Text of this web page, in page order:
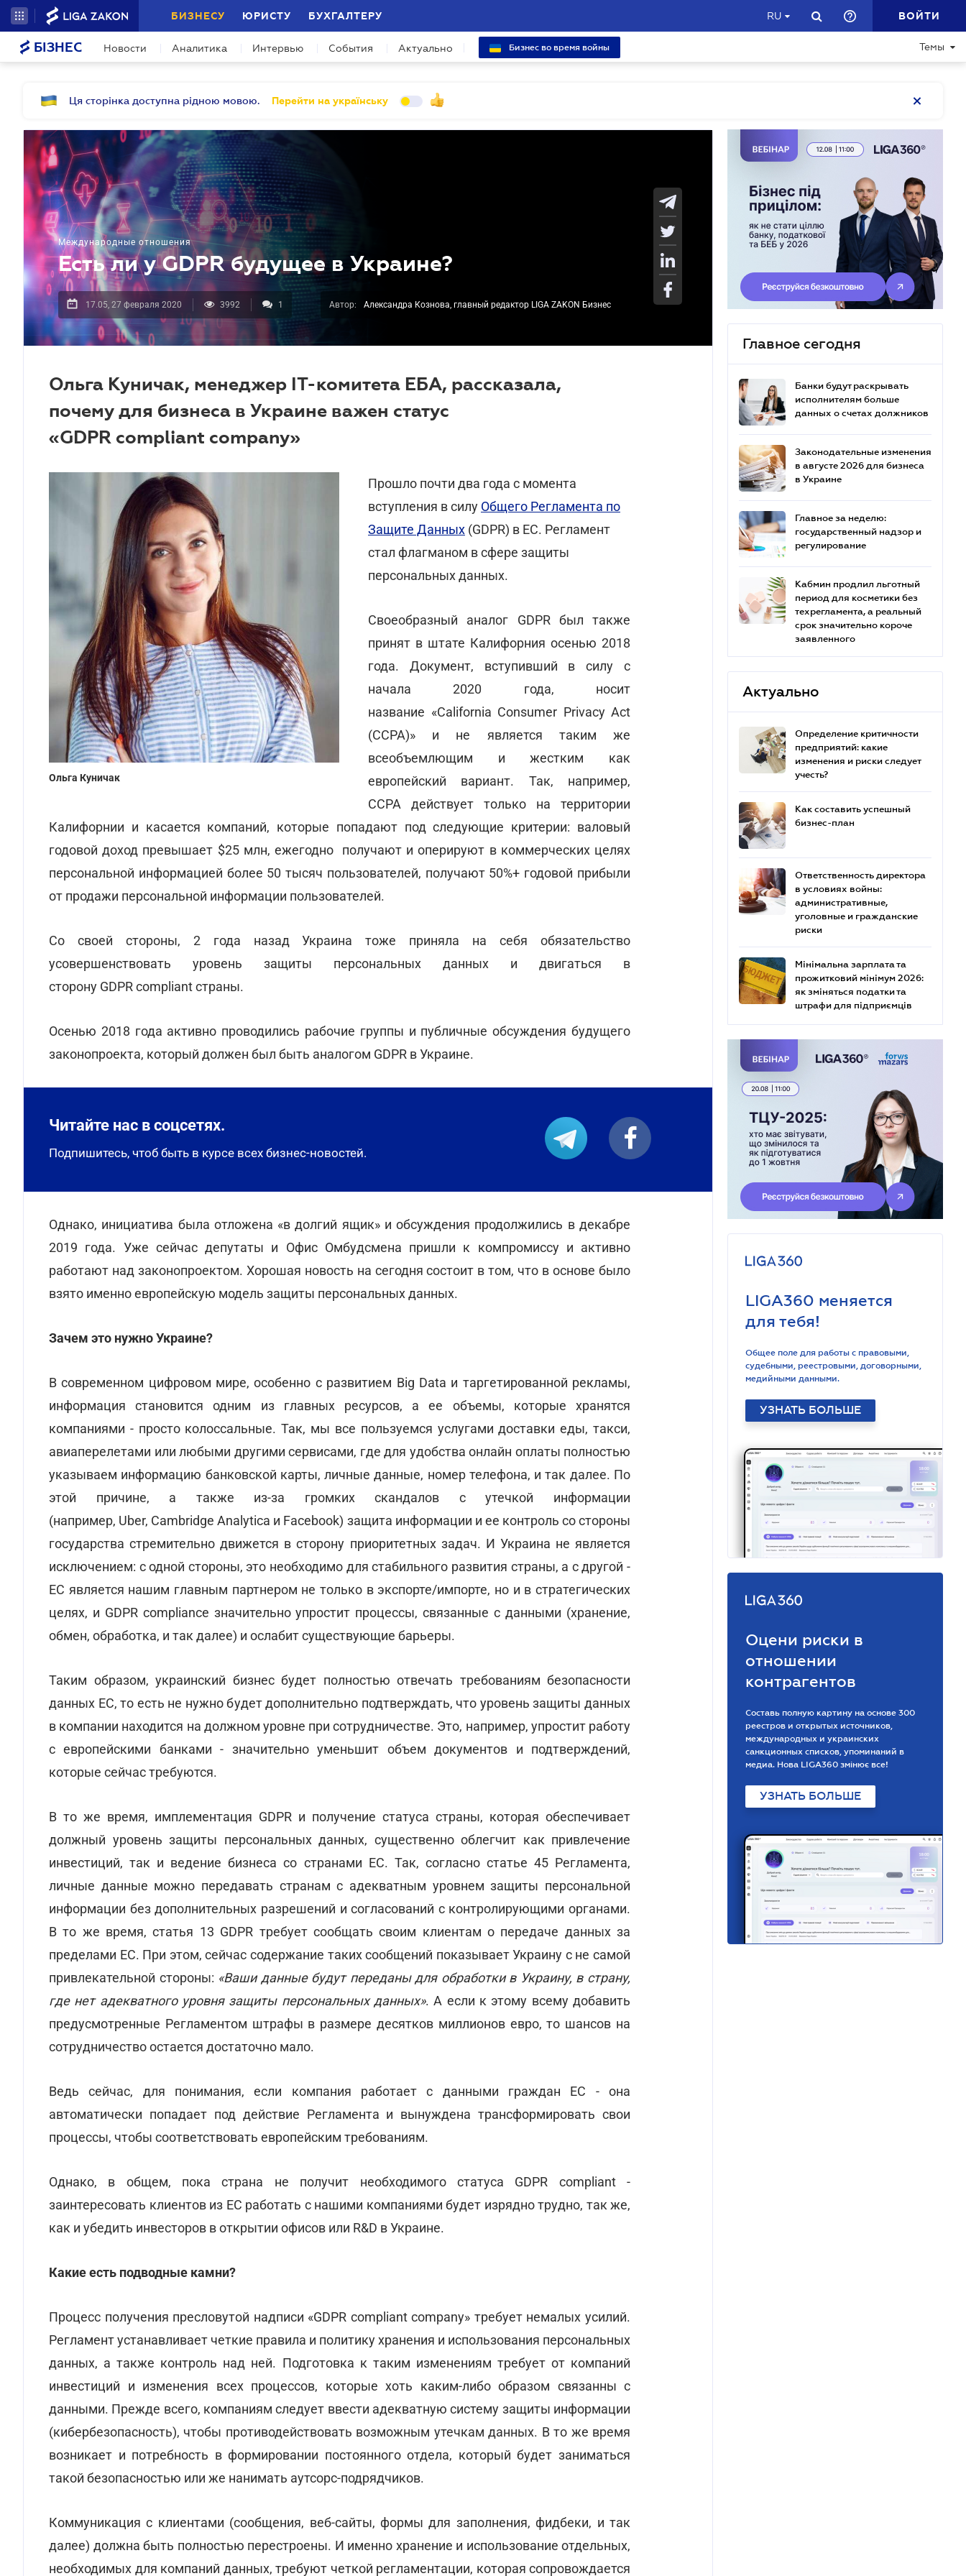
БИЗНЕСУ ЮРИСТУ БУХГАЛТЕРУ RU ВОЙТИ
БІЗНЕС Новости Аналитика Интервью События Актуально Бизнес во время войны Темы
Ця сторінка доступна рідною мовою. Перейти на українську
Международные отношения
Есть ли у GDPR будущее в Украине?
17.05, 27 февраля 2020 3992 1 Автор: Александра Кознова, главный редактор LIGA ZAKON Бизнес
Ольга Куничак, менеджер IT-комитета ЕБА, рассказала,
почему для бизнеса в Украине важен статус
«GDPR compliant company»
Ольга Куничак
Прошло почти два года с момента
вступления в силу Общего Регламента по
Защите Данных (GDPR) в ЕС. Регламент
стал флагманом в сфере защиты
персональных данных.
Своеобразный аналог GDPR был также
принят в штате Калифорния осенью 2018
года. Документ, вступивший в силу с
начала 2020 года, носит
название «California Consumer Privacy Act
(CCPA)» и не является таким же
всеобъемлющим и жестким как
европейский вариант. Так, например,
CCPA действует только на территории
Калифорнии и касается компаний, которые попадают под следующие критерии: валовый
годовой доход превышает $25 млн, ежегодно получают и оперируют в коммерческих целях
персональной информацией более 50 тысяч пользователей, получают 50%+ годовой прибыли
от продажи персональной информации пользователей.
Со своей стороны, 2 года назад Украина тоже приняла на себя обязательство
усовершенствовать уровень защиты персональных данных и двигаться в
сторону GDPR compliant страны.
Осенью 2018 года активно проводились рабочие группы и публичные обсуждения будущего
законопроекта, который должен был быть аналогом GDPR в Украине.
Читайте нас в соцсетях.
Подпишитесь, чтоб быть в курсе всех бизнес-новостей.
Однако, инициатива была отложена «в долгий ящик» и обсуждения продолжились в декабре
2019 года. Уже сейчас депутаты и Офис Омбудсмена пришли к компромиссу и активно
работают над законопроектом. Хорошая новость на сегодня состоит в том, что в основе было
взято именно европейскую модель защиты персональных данных.
Зачем это нужно Украине?
В современном цифровом мире, особенно с развитием Big Data и таргетированной рекламы,
информация становится одним из главных ресурсов, а ее объемы, которые хранятся
компаниями - просто колоссальные. Так, мы все пользуемся услугами доставки еды, такси,
авиаперелетами или любыми другими сервисами, где для удобства онлайн оплаты полностью
указываем информацию банковской карты, личные данные, номер телефона, и так далее. По
этой причине, а также из-за громких скандалов с утечкой информации
(например, Uber, Cambridge Analytica и Facebook) защита информации и ее контроль со стороны
государства стремительно движется в сторону приоритетных задач. И Украина не является
исключением: с одной стороны, это необходимо для стабильного развития страны, а с другой -
ЕС является нашим главным партнером не только в экспорте/импорте, но и в стратегических
целях, и GDPR compliance значительно упростит процессы, связанные с данными (хранение,
обмен, обработка, и так далее) и ослабит существующие барьеры.
Таким образом, украинский бизнес будет полностью отвечать требованиям безопасности
данных ЕС, то есть не нужно будет дополнительно подтверждать, что уровень защиты данных
в компании находится на должном уровне при сотрудничестве. Это, например, упростит работу
с европейскими банками - значительно уменьшит объем документов и подтверждений,
которые сейчас требуются.
В то же время, имплементация GDPR и получение статуса страны, которая обеспечивает
должный уровень защиты персональных данных, существенно облегчит как привлечение
инвестиций, так и ведение бизнеса со странами ЕС. Так, согласно статье 45 Регламента,
личные данные можно передавать странам с адекватным уровнем защиты персональной
информации без дополнительных разрешений и согласований с контролирующими органами.
В то же время, статья 13 GDPR требует сообщать своим клиентам о передаче данных за
пределами ЕС. При этом, сейчас содержание таких сообщений показывает Украину с не самой
привлекательной стороны: «Ваши данные будут переданы для обработки в Украину, в страну,
где нет адекватного уровня защиты персональных данных». А если к этому всему добавить
предусмотренные Регламентом штрафы в размере десятков миллионов евро, то шансов на
сотрудничество остается достаточно мало.
Ведь сейчас, для понимания, если компания работает с данными граждан ЕС - она
автоматически попадает под действие Регламента и вынуждена трансформировать свои
процессы, чтобы соответствовать европейским требованиям.
Однако, в общем, пока страна не получит необходимого статуса GDPR compliant -
заинтересовать клиентов из ЕС работать с нашими компаниями будет изрядно трудно, так же,
как и убедить инвесторов в открытии офисов или R&D в Украине.
Какие есть подводные камни?
Процесс получения пресловутой надписи «GDPR compliant company» требует немалых усилий.
Регламент устанавливает четкие правила и политику хранения и использования персональных
данных, а также контроль над ней. Подготовка к таким изменениям требует от компаний
инвестиций и изменения всех процессов, которые хоть каким-либо образом связанны с
данными. Прежде всего, компаниям следует ввести адекватную систему защиты информации
(кибербезопасность), чтобы противодействовать возможным утечкам данных. В то же время
возникает и потребность в формировании постоянного отдела, который будет заниматься
такой безопасностью или же нанимать аутсорс-подрядчиков.
Коммуникация с клиентами (сообщения, веб-сайты, формы для заполнения, фидбеки, и так
далее) должна быть полностью перестроены. И именно хранение и использование отдельных,
необходимых для компаний данных, требуют четкой регламентации, которая сопровождается
Главное сегодня
Банки будут раскрывать
исполнителям больше
данных о счетах должников
Законодательные изменения
в августе 2026 для бизнеса
в Украине
Главное за неделю:
государственный надзор и
регулирование
Кабмин продлил льготный
период для косметики без
техрегламента, а реальный
срок значительно короче
заявленного
Актуально
Определение критичности
предприятий: какие
изменения и риски следует
учесть?
Как составить успешный
бизнес-план
Ответственность директора
в условиях войны:
административные,
уголовные и гражданские
риски
Мінімальна зарплата та
прожитковий мінімум 2026:
як зміняться податки та
штрафи для підприємців
LIGA360 меняется
для тебя!
Общее поле для работы с правовыми,
судебными, реестровыми, договорными,
медийными данными.
УЗНАТЬ БОЛЬШЕ
Оцени риски в
отношении
контрагентов
Составь полную картину на основе 300
реестров и открытых источников,
международных и украинских
санкционных списков, упоминаний в
медиа. Нова LIGA360 змінює все!
УЗНАТЬ БОЛЬШЕ